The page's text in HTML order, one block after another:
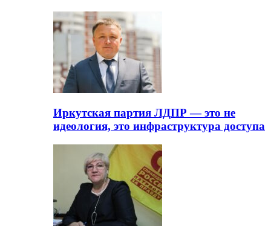
Иркутская партия ЛДПР — это не
идеология, это инфраструктура доступа